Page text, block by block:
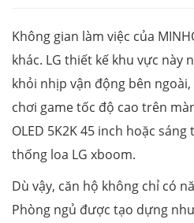
Không gian làm việc của
khác. LG thiết kế khu vực này
khỏi nhịp vận động bên
chơi game tốc độ cao trên
OLED 5K2K 45 inch hoặc
thống loa LG xboom.
Dù vậy, căn hộ không chỉ có
Phòng ngủ được tạo dựng